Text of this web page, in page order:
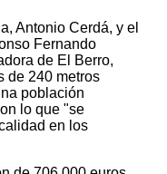
Antonio Cerdá, y el
Fernando
de El Berro,
de 240 metros
población
lo que "se
en los